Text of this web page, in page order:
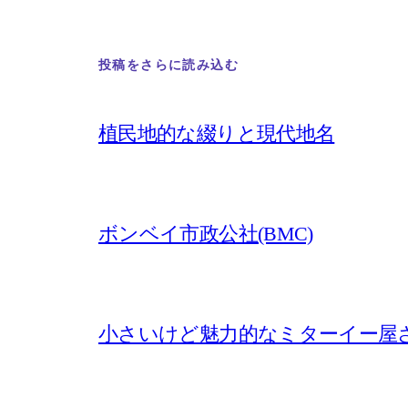
投稿をさらに読み込む
植民地的な綴りと現代地名
ボンベイ市政公社(BMC)
小さいけど魅力的なミターイー屋